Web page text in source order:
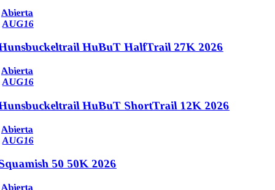
Abierta
AUG16
HuBuT HalfTrail 27K 2026
Abierta
AUG16
HuBuT ShortTrail 12K 2026
Abierta
AUG16
50 50K 2026
Abierta